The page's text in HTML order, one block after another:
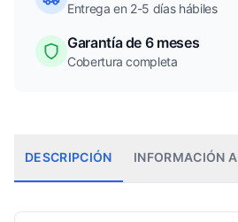
Entrega en 2-5 días hábiles
Garantía de 6 meses
Cobertura completa
DESCRIPCIÓN INFORMACIÓN